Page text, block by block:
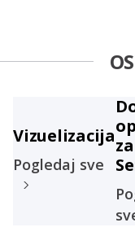
Vizuelizacija
Pogledaj sve